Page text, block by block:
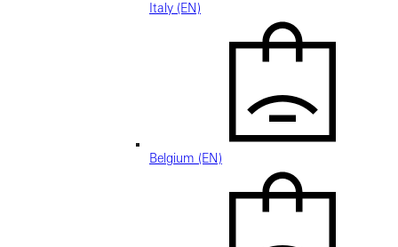
Italy (EN)
Belgium (EN)